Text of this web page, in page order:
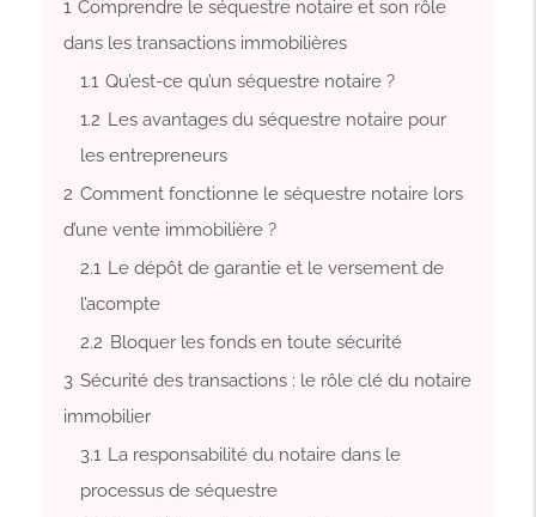
1 Comprendre le séquestre notaire et son rôle
dans les transactions immobilières
1.1 Qu’est-ce qu’un séquestre notaire ?
1.2 Les avantages du séquestre notaire pour
les entrepreneurs
2 Comment fonctionne le séquestre notaire lors
d’une vente immobilière ?
2.1 Le dépôt de garantie et le versement de
l’acompte
2.2 Bloquer les fonds en toute sécurité
3 Sécurité des transactions : le rôle clé du notaire
immobilier
3.1 La responsabilité du notaire dans le
processus de séquestre